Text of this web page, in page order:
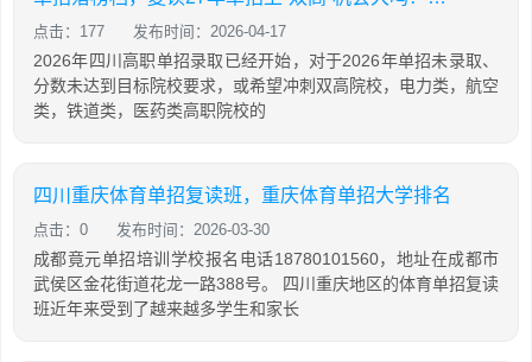
点击：177 发布时间：2026-04-17
2026年四川高职单招录取已经开始，对于2026年单招未录取、
分数未达到目标院校要求，或希望冲刺双高院校，电力类，航空
类，铁道类，医药类高职院校的
四川重庆体育单招复读班，重庆体育单招大学排名
点击：0 发布时间：2026-03-30
成都竟元单招培训学校报名电话18780101560，地址在成都市
武侯区金花街道花龙一路388号。 四川重庆地区的体育单招复读
班近年来受到了越来越多学生和家长